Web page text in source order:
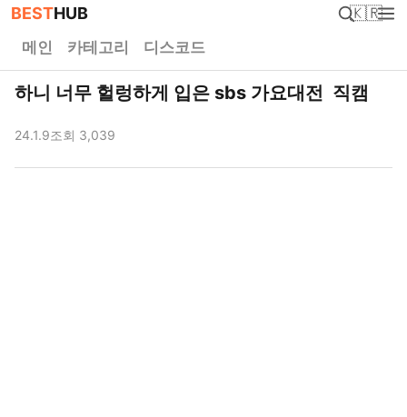
BESTHUB 🇰🇷
메인 카테고리 디스코드
하니 너무 헐렁하게 입은 sbs 가요대전 직캠
24.1.9조회 3,039